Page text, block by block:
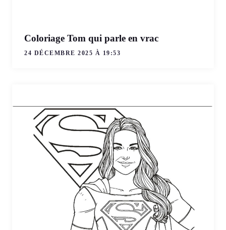
Coloriage Tom qui parle en vrac
24 DÉCEMBRE 2025 À 19:53